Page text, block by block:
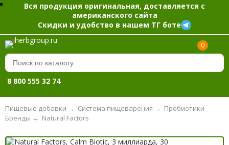
Вся продукция оригинальная, доставляется с
американского сайта
Скидки и удобство в нашем ТГ боте
0
8 800 555 32 74
Пищевые добавки → Система пищеварения → Пробиотики
Natural Factors
Бренды →